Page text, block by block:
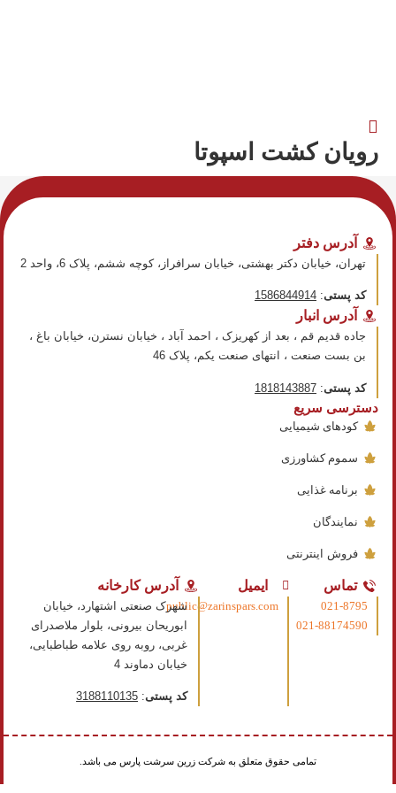
رویان کشت اسپوتا
آدرس دفتر
تهران، خیابان دکتر بهشتی، خیابان سرافراز، کوچه ششم، پلاک 6، واحد 2
کد پستی:
1586844914
آدرس انبار
جاده قدیم قم ، بعد از کهریزک ، احمد آباد ، خیابان نسترن، خیابان باغ ،
بن بست صنعت ، انتهای صنعت​ یکم، پلاک 46
کد پستی:
1818143887
دسترسی سریع
کودهای شیمیایی
سموم کشاورزی
برنامه غذایی
نمایندگان
فروش اینترنتی
تماس
021-8795
021-88174590
ایمیل
public@zarinspars.com
آدرس کارخانه
شهرک صنعتی اشتهارد، خیابان
ابوریحان بیرونی، بلوار ملاصدرای
غربی، روبه روی علامه طباطبایی،
خیابان دماوند 4
کد پستی:
3188110135
تمامی حقوق متعلق به شرکت زرین سرشت پارس می باشد.